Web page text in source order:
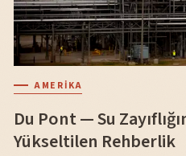
AMERIKA
Du Pont — Su
Yükseltilen Rehberlik